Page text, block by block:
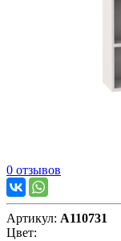
0 отзывов
Артикул: А110731
Цвет: